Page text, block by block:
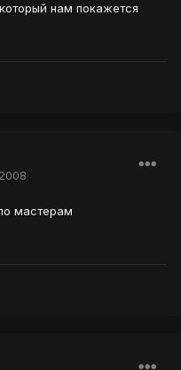
нам покажется
мастерам